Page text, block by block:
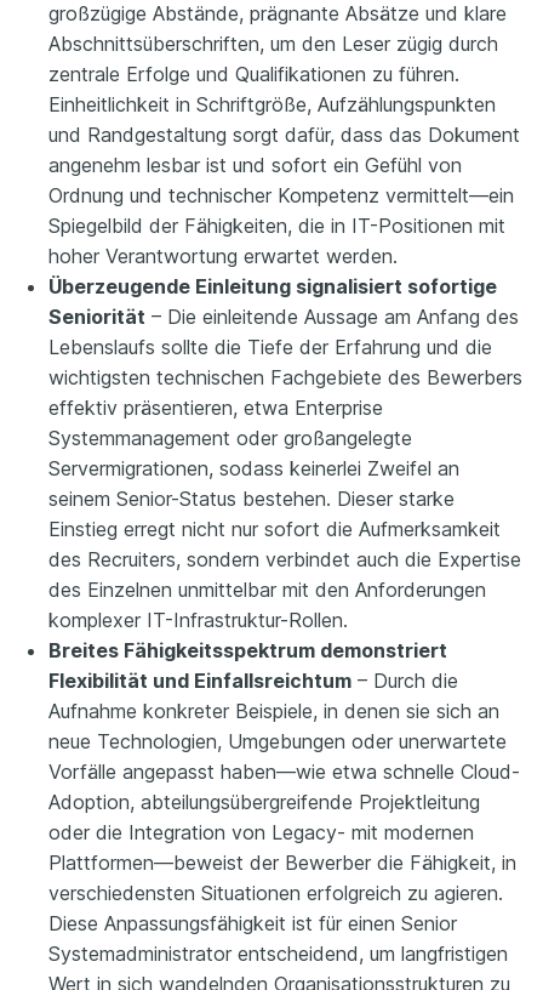
großzügige Abstände, prägnante Absätze und klare
Abschnittsüberschriften, um den Leser zügig durch
zentrale Erfolge und Qualifikationen zu führen.
Einheitlichkeit in Schriftgröße, Aufzählungspunkten
und Randgestaltung sorgt dafür, dass das Dokument
angenehm lesbar ist und sofort ein Gefühl von
Ordnung und technischer Kompetenz vermittelt—ein
Spiegelbild der Fähigkeiten, die in IT-Positionen mit
hoher Verantwortung erwartet werden.
Überzeugende Einleitung signalisiert sofortige
Seniorität – Die einleitende Aussage am Anfang des
Lebenslaufs sollte die Tiefe der Erfahrung und die
wichtigsten technischen Fachgebiete des Bewerbers
effektiv präsentieren, etwa Enterprise
Systemmanagement oder großangelegte
Servermigrationen, sodass keinerlei Zweifel an
seinem Senior-Status bestehen. Dieser starke
Einstieg erregt nicht nur sofort die Aufmerksamkeit
des Recruiters, sondern verbindet auch die Expertise
des Einzelnen unmittelbar mit den Anforderungen
komplexer IT-Infrastruktur-Rollen.
Breites Fähigkeitsspektrum demonstriert
Flexibilität und Einfallsreichtum – Durch die
Aufnahme konkreter Beispiele, in denen sie sich an
neue Technologien, Umgebungen oder unerwartete
Vorfälle angepasst haben—wie etwa schnelle Cloud-
Adoption, abteilungsübergreifende Projektleitung
oder die Integration von Legacy- mit modernen
Plattformen—beweist der Bewerber die Fähigkeit, in
verschiedensten Situationen erfolgreich zu agieren.
Diese Anpassungsfähigkeit ist für einen Senior
Systemadministrator entscheidend, um langfristigen
Wert in sich wandelnden Organisationsstrukturen zu